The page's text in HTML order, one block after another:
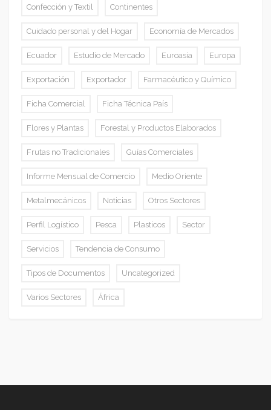
Confección y Textil Continentes
Cuidado personal y del Hogar Economía de Mercados
Ecuador Estudio de Mercado Euroasia Europa
Exportación Exportador Farmacéutico y Químico
Ficha Comercial Ficha Técnica País
Flores y Plantas Forestal y Productos Elaborados
Frutas no Tradicionales Guías Comerciales
Informe Mensual de Comercio Medio Oriente
Metalmecánicos Noticias Otros Sectores
Perfil Logístico Pesca Plasticos Sector
Servicios Tendencia de Consumo
Tipos de Documentos Uncategorized
Varios Sectores África